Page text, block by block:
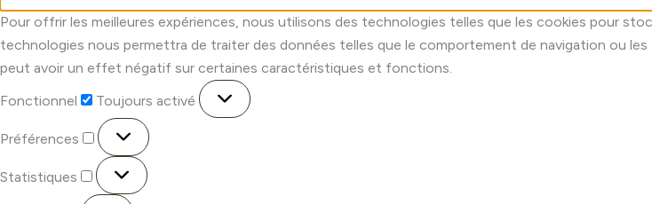
Pour offrir les meilleures expériences, nous utilisons des technologies telles que les cookies pour
technologies nous permettra de traiter des données telles que le comportement de navigation ou
peut avoir un effet négatif sur certaines caractéristiques et fonctions.
Fonctionnel
Toujours activé
Préférences
Statistiques